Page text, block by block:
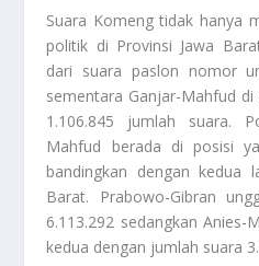
Suara Komeng tidak hanya
politik di Provinsi Jawa
dari suara paslon nomor
sementara Ganjar-Mahfud
1.106.845 jumlah suara.
Mahfud berada di posisi
bandingkan dengan kedua
Barat. Prabowo-Gibran
6.113.292 sedangkan
kedua dengan jumlah suara